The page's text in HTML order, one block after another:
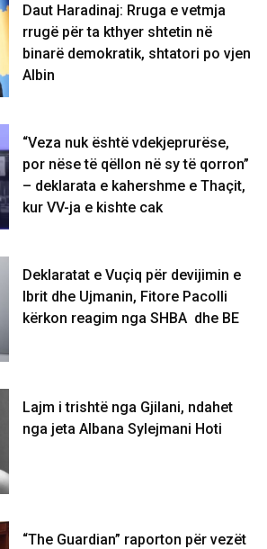
Daut Haradinaj: Rruga e vetmja
rrugë për ta kthyer shtetin në
binarë demokratik, shtatori po vjen
Albin
“Veza nuk është vdekjeprurëse,
por nëse të qëllon në sy të qorron”
– deklarata e kahershme e Thaçit,
kur VV-ja e kishte cak
Deklaratat e Vuçiq për devijimin e
Ibrit dhe Ujmanin, Fitore Pacolli
kërkon reagim nga SHBA dhe BE
Lajm i trishtë nga Gjilani, ndahet
nga jeta Albana Sylejmani Hoti
“The Guardian” raporton për vezët